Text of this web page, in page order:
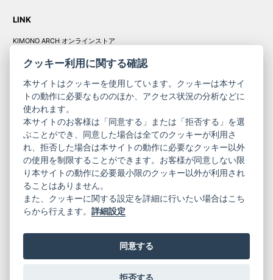
LINK
KIMONO ARCH オンラインストア
コーポレート
サイト
きものやまと振
袖
サイト
ニュースレター
ご利用案内
お問い合わせ
プライバシーポリシー
特定商取引法に基づく表記
ご利用規約
© 2019 YAMATO CO, LTD.
クッキー利用に関する確認
本サイトはクッキーを使用しています。クッキーは本サイ
トの動作に必要なもののほか、アクセス状況の分析などに
使われます。
本サイトのお客様は「同意する」または「拒否する」を選
ぶことができ、同意した場合は全てのクッキーが利用さ
れ、拒否した場合は本サイトの動作に必要なクッキー以外
の使用を制限することができます。お客様が同意しない限
り本サイトの動作に必要最小限のクッキー以外が利用され
ることはありません。
また、クッキーに関する設定を詳細に行いたい場合はこち
らから行えます。詳細設定
同意する
拒否する